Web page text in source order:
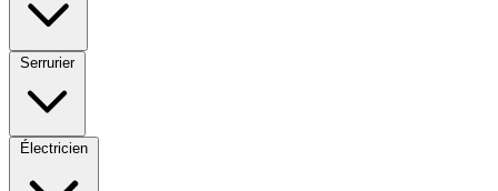
Serrurier
Électricien